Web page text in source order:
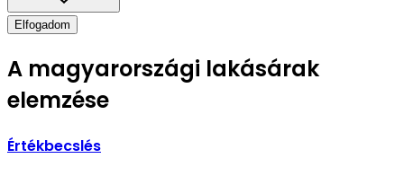
Elfogadom
A magyarországi lakásárak
elemzése
Értékbecslés